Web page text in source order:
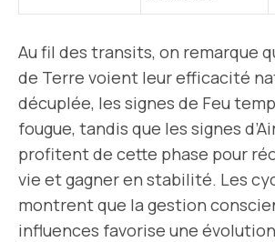
Au fil des transits, on remarque
de Terre voient leur efficacité
décuplée, les signes de Feu
fougue, tandis que les signes
profitent de cette phase pour
vie et gagner en stabilité. Les
montrent que la gestion
influences favorise une